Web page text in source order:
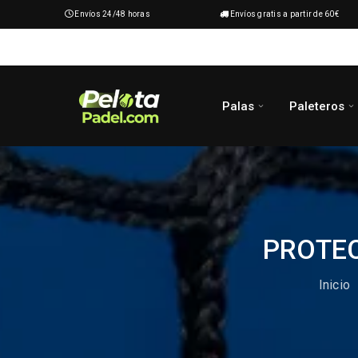
Envíos 24/48 horas Envíos gratis a partir de 60€
Palas Paleteros
Inicio